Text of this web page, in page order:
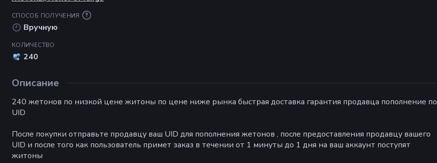
СПОСОБ ПОЛУЧЕНИЯ
Вручную
КОЛИЧЕСТВО
240
Описание
240 жетонов по низкой цене житоны по цене ниже рынка быстрая доставка гарантия продавца пополнение по
UID
После покупки отправьте продавцу ваш UID для пополнения жетонов , после предоставления продавцу вашего
UID и после того как пользователь примет заказ в течении от 1 минуты до 1 дня на ваш аккаунт поступят
житоны